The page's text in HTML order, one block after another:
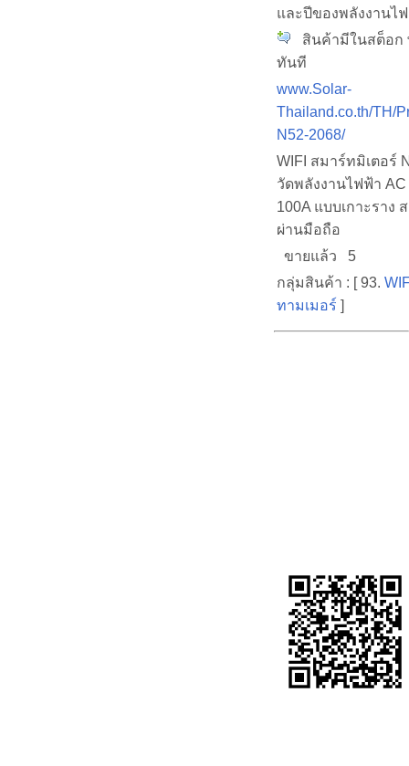
และปีของพลังงานไ
สินค้ามีในสต็อก
ทันที
www.Solar-
Thailand.co.th/TH/
N52-2068/
WIFI สมาร์ทมิเตอร์
วัดพลังงานไฟฟ้า AC
100A แบบเกาะราง
ผ่านมือถือ
ขายแล้ว 5
กลุ่มสินค้า : [ 93.
ทามเมอร์ ]